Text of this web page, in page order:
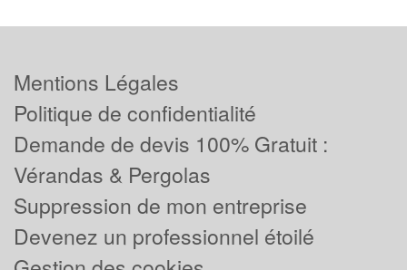
Mentions Légales
Politique de confidentialité
Demande de devis 100% Gratuit :
Vérandas & Pergolas
Suppression de mon entreprise
Devenez un professionnel étoilé